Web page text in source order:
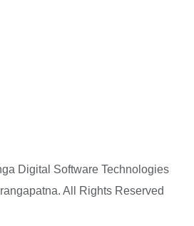
Digital Software Technologies
All Rights Reserved